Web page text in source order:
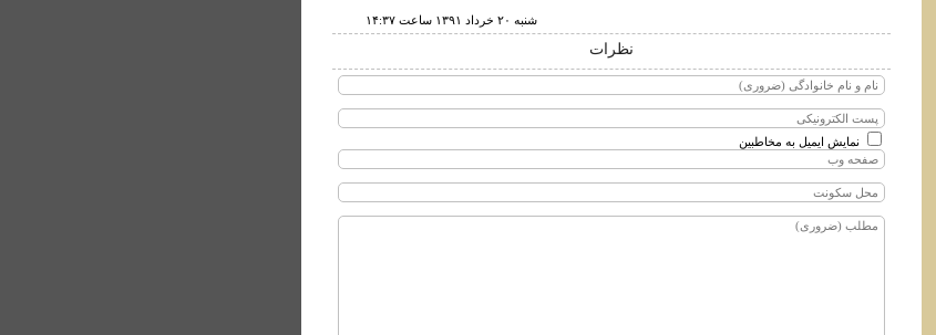
شنبه ۲۰ خرداد ۱۳۹۱ ساعت ۱۴:۳۷
نظرات
نمایش ایمیل به مخاطبین